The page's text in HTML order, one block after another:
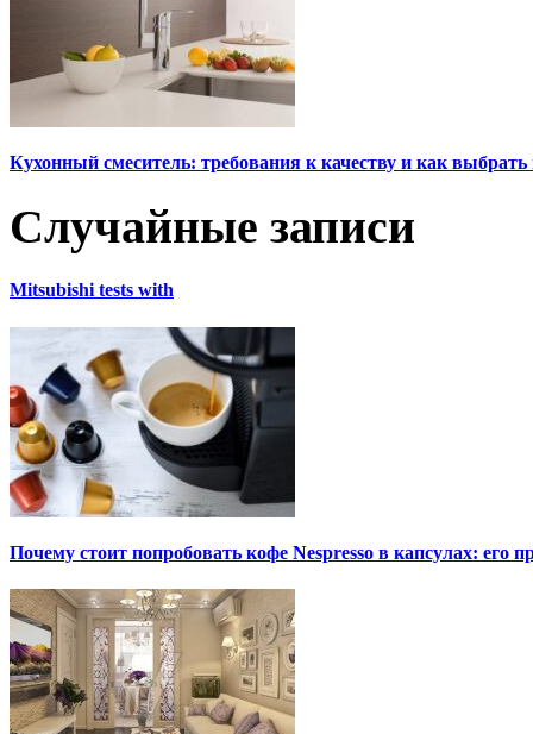
Кухонный смеситель: требования к качеству и как
Случайные записи
Mitsubishi tests with
Почему стоит попробовать кофе Nespresso в капсулах: его